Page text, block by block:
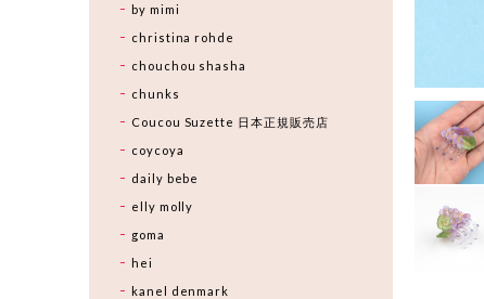
by mimi
christina rohde
chouchou shasha
chunks
Coucou Suzette 日本正規販売店
coycoya
daily bebe
elly molly
goma
hei
kanel denmark